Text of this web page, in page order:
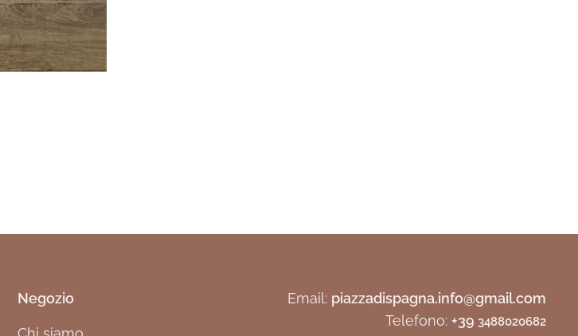
Negozio Email: piazzadispagna.info@gmail.com
Telefono: +39 3488020682